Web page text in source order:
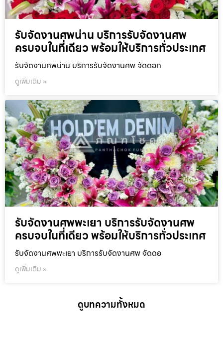
รับจัดงานศพน่าน บริการรับจัดงานศพ
ครบจบในที่เดียว พร้อมให้บริการทั่วประเทศ
รับจัดงานศพน่าน บริการรับจัดงานศพ จัดดอก
ดูเพิ่มเติม »
รับจัดงานศพพะเยา บริการรับจัดงานศพ
ครบจบในที่เดียว พร้อมให้บริการทั่วประเทศ
รับจัดงานศพพะเยา บริการรับจัดงานศพ จัดดอ
ดูเพิ่มเติม »
ดูบทความทั้งหมด